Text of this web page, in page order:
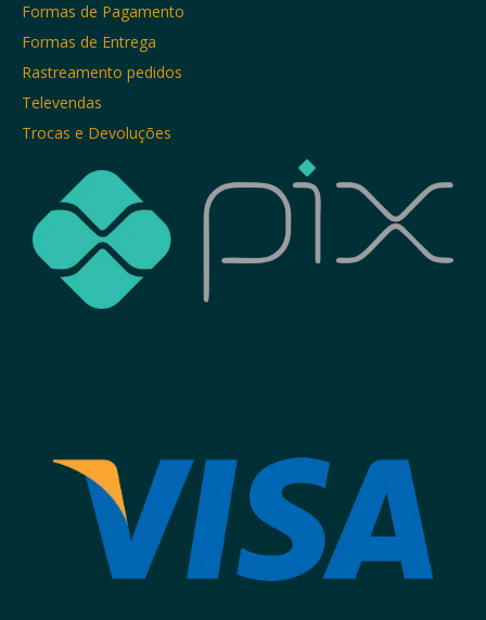
Formas de Pagamento
Formas de Entrega
Rastreamento pedidos
Televendas
Trocas e Devoluções